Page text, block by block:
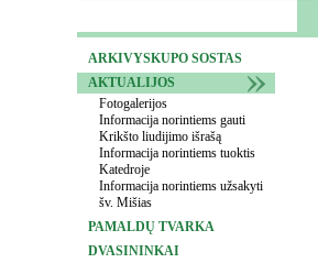
ARKIVYSKUPO SOSTAS
AKTUALIJOS
Fotogalerijos
Informacija norintiems gauti
Krikšto liudijimo išrašą
Informacija norintiems tuoktis
Katedroje
Informacija norintiems užsakyti
šv. Mišias
PAMALDŲ TVARKA
DVASININKAI